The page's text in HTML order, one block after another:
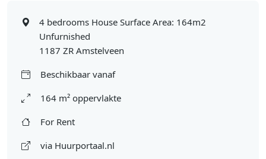
4 bedrooms House Surface Area: 164m2
Unfurnished
1187 ZR Amstelveen
Beschikbaar vanaf
164 m² oppervlakte
For Rent
via Huurportaal.nl